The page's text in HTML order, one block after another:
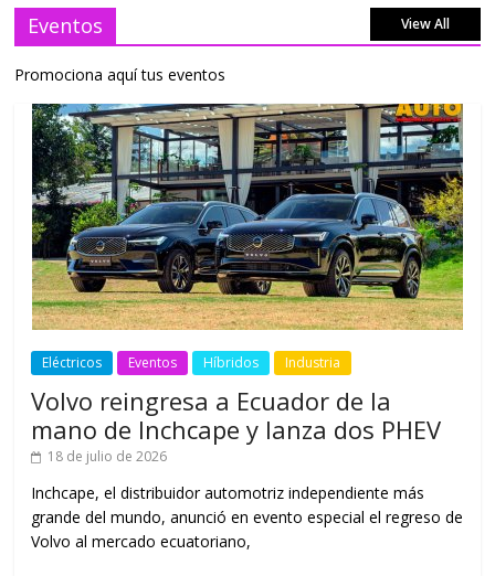
Eventos View All
Promociona aquí tus eventos
Eléctricos Eventos Híbridos Industria
Volvo reingresa a Ecuador de la
mano de Inchcape y lanza dos PHEV
18 de julio de 2026
Inchcape, el distribuidor automotriz independiente más
grande del mundo, anunció en evento especial el regreso de
Volvo al mercado ecuatoriano,